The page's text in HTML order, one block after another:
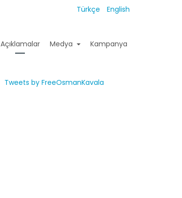
Türkçe English
Açıklamalar Medya Kampanya
Tweets by FreeOsmanKavala